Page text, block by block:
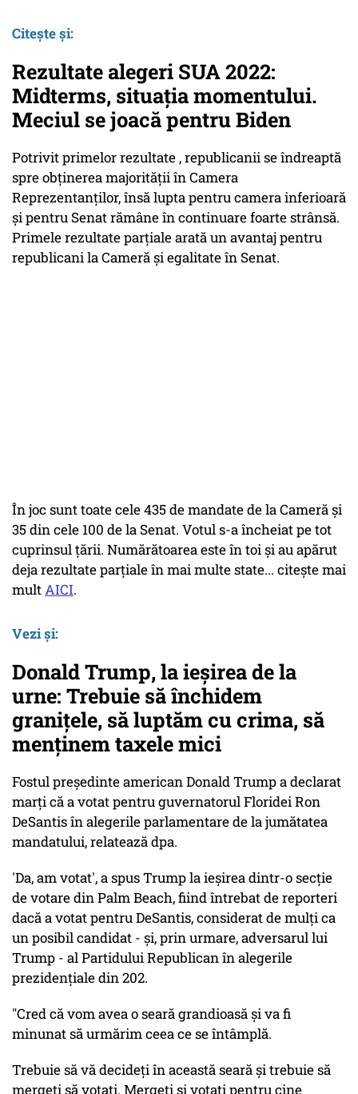
Citește și:
Rezultate alegeri SUA 2022:
Midterms, situația momentului.
Meciul se joacă pentru Biden
Potrivit primelor rezultate , republicanii se îndreaptă
spre obținerea majorității în Camera
Reprezentanților, însă lupta pentru camera inferioară
și pentru Senat rămâne în continuare foarte strânsă.
Primele rezultate parțiale arată un avantaj pentru
republicani la Cameră și egalitate în Senat.
În joc sunt toate cele 435 de mandate de la Cameră și
35 din cele 100 de la Senat. Votul s-a încheiat pe tot
cuprinsul țării. Numărătoarea este în toi și au apărut
deja rezultate parțiale în mai multe state... citește mai
multAICI.
Vezi și:
Donald Trump, la ieșirea de la
urne: Trebuie să închidem
granițele, să luptăm cu crima, să
menținem taxele mici
Fostul preşedinte american Donald Trump a declarat
marţi că a votat pentru guvernatorul Floridei Ron
DeSantis în alegerile parlamentare de la jumătatea
mandatului, relatează dpa.
'Da, am votat', a spus Trump la ieşirea dintr-o secţie
de votare din Palm Beach, fiind întrebat de reporteri
dacă a votat pentru DeSantis, considerat de mulţi ca
un posibil candidat - şi, prin urmare, adversarul lui
Trump - al Partidului Republican în alegerile
prezidenţiale din 202.
"Cred că vom avea o seară grandioasă și va fi
minunat să urmărim ceea ce se întâmplă.
Trebuie să vă decideți în această seară și trebuie să
mergeți să votați. Mergeți și votați pentru cine